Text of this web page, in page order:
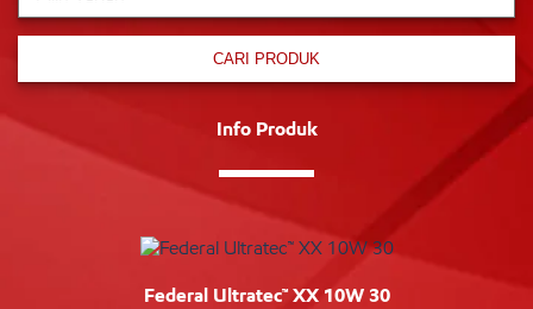
CARI PRODUK
Info Produk
Federal Ultratec™ XX 10W 30